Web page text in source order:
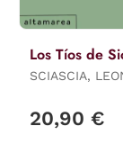
Los Tíos de
SCIASCIA,
20,90 €